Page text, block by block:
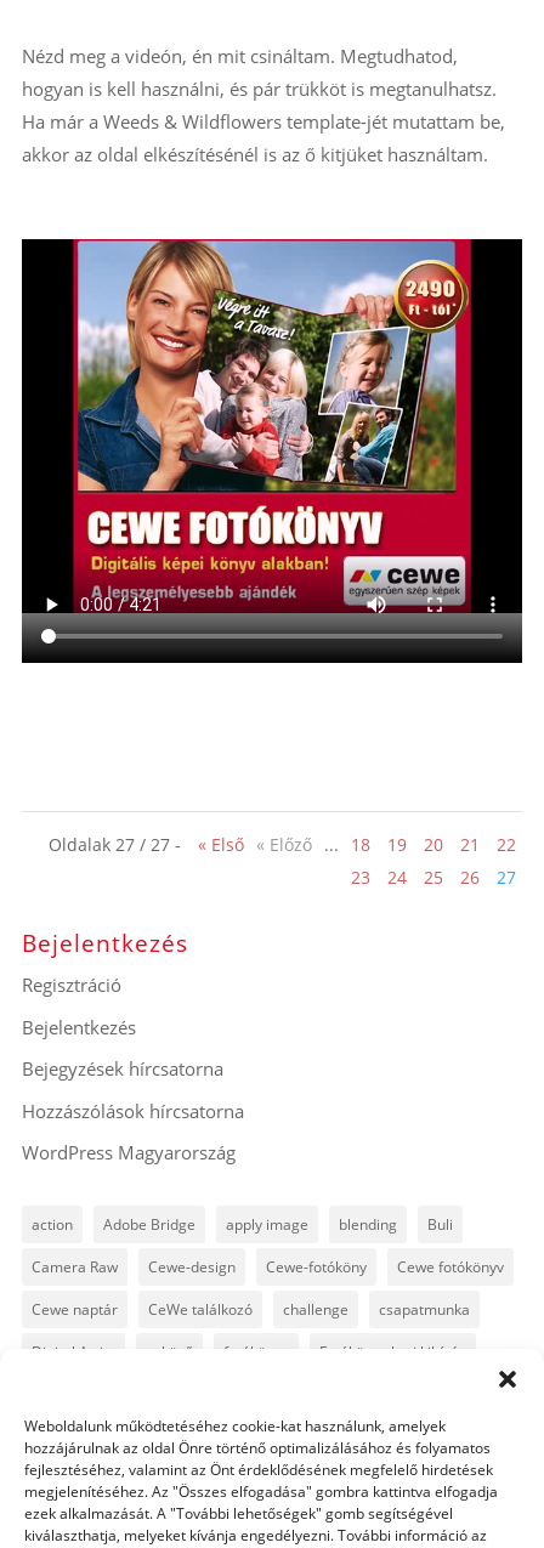
Weboldalunk működtetéséhez cookie-kat használunk, amelyek
hozzájárulnak az oldal Önre történő optimalizálásához és folyamatos
fejlesztéséhez, valamint az Önt érdeklődésének megfelelő hirdetések
megjelenítéséhez. Az "Összes elfogadása" gombra kattintva elfogadja
ezek alkalmazását. A "További lehetőségek" gomb segítségével
kiválaszthatja, melyeket kívánja engedélyezni. További információ az
Nézd meg a videón, én mit csináltam. Megtudhatod,
hogyan is kell használni, és pár trükköt is megtanulhatsz.
Ha már a Weeds & Wildflowers template-jét mutattam be,
akkor az oldal elkészítésénél is az ő kitjüket használtam.
Oldalak 27 / 27 - « Első « Előző ... 18 19 20 21
22
23
24 25 26 27
Bejelentkezés
Regisztráció
Bejelentkezés
Bejegyzések hírcsatorna
Hozzászólások hírcsatorna
WordPress Magyarország
action Adobe Bridge apply image blending Buli
Camera Raw Cewe-design Cewe-fotóköny Cewe fotókönyv
Cewe naptár CeWe találkozó challenge csapatmunka
Digital Artist esküvő fotókönyv Fotókönyv heti kihívás
karácsony
Levin Lightroom Mintakönyv naptár path
Photoshop Photoshop alapok Photoshop CC
Photoshop tippek Photoshop tippek, trükkök Postworkshop